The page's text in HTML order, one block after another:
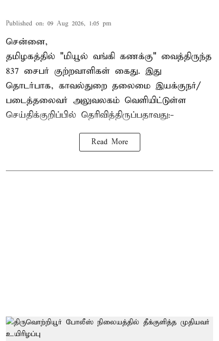
Published on: 09 Aug 2026, 1:05 pm
சென்னை,
தமிழகத்தில் "மியூல் வங்கி கணக்கு" வைத்திருந்த
837 சைபர் குற்றவாளிகள் கைது. இது
தொடர்பாக, காவல்துறை தலைமை இயக்குநர்/
படைத்தலைவர் அலுவலகம் வெளியிட்டுள்ள
செய்திக்குறிப்பில் தெரிவித்திருப்பதாவது:-
Read More